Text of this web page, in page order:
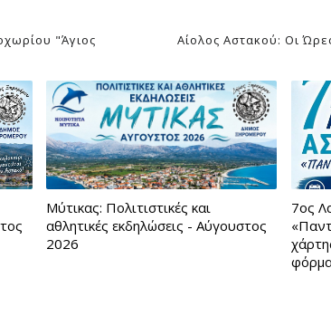
"Άγιος
Αίολος Αστακού: Οι
Μύτικας: Πολιτιστικές και
αθλητικές εκδηλώσεις - Αύγουστος
2026
7ος